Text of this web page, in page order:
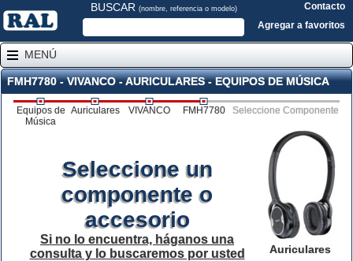
BUSCAR (nombre, referencia o modelo)
Contacto
Agregar a favoritos
MENÚ
FMH7780 - VIVANCO - AURICULARES - EQUIPOS DE MÚSICA
Equipos de
Música
Auriculares VIVANCO FMH7780 Seleccione Componente
Auriculares
Seleccione un
componente o
accesorio
Si no lo encuentra, háganos una
consulta y lo buscaremos por usted